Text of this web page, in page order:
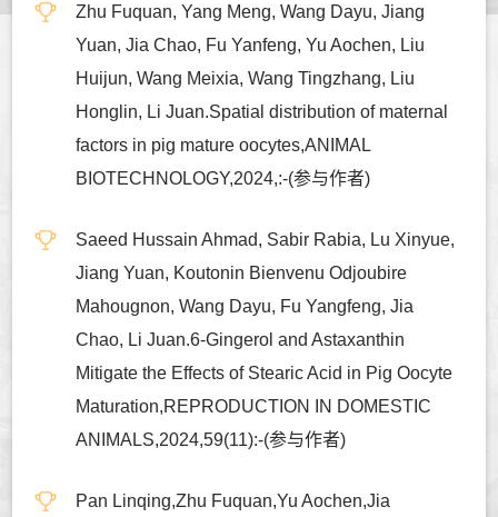
Zhu Fuquan, Yang Meng, Wang Dayu, Jiang
Yuan, Jia Chao, Fu Yanfeng, Yu Aochen, Liu
Huijun, Wang Meixia, Wang Tingzhang, Liu
Honglin, Li Juan.Spatial distribution of maternal
factors in pig mature oocytes,ANIMAL
BIOTECHNOLOGY,2024,:-(参与作者)
Saeed Hussain Ahmad, Sabir Rabia, Lu Xinyue,
Jiang Yuan, Koutonin Bienvenu Odjoubire
Mahougnon, Wang Dayu, Fu Yangfeng, Jia
Chao, Li Juan.6-Gingerol and Astaxanthin
Mitigate the Effects of Stearic Acid in Pig Oocyte
Maturation,REPRODUCTION IN DOMESTIC
ANIMALS,2024,59(11):-(参与作者)
Pan Linqing,Zhu Fuquan,Yu Aochen,Jia